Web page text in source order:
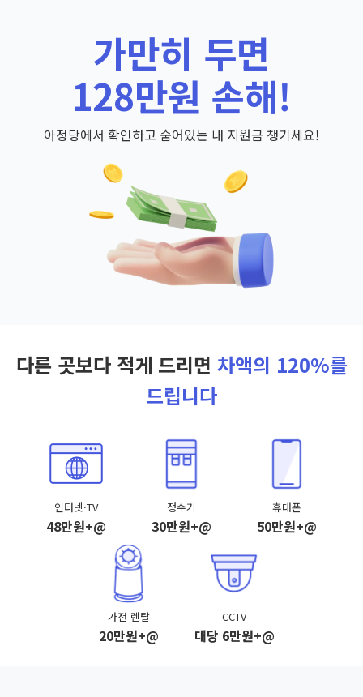
가만히 두면
128만원 손해!
아정당에서 확인하고 숨어있는 내 지원금 챙기세요!
다른 곳보다 적게 드리면 차액의 120%를
드립니다
인터넷·TV
48만원+@
정수기
30만원+@
휴대폰
50만원+@
가전 렌탈
20만원+@
CCTV
대당 6만원+@